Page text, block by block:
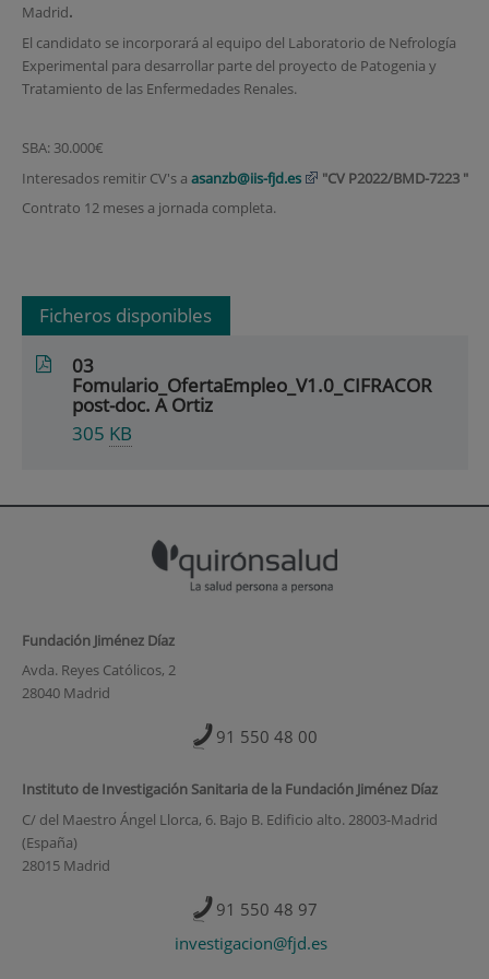
Madrid.
El candidato se incorporará al equipo del Laboratorio de Nefrología
Experimental para desarrollar parte del proyecto de Patogenia y
Tratamiento de las Enfermedades Renales.
SBA: 30.000€
Interesados remitir CV's a asanzb@iis-fjd.es "CV P2022/BMD-7223 "
Contrato 12 meses a jornada completa.
Ficheros disponibles
03
Fomulario_OfertaEmpleo_V1.0_CIFRACOR
post-doc. A Ortiz
305 KB
Fundación Jiménez Díaz
Avda. Reyes Católicos, 2
28040 Madrid
91 550 48 00
Instituto de Investigación Sanitaria de la Fundación Jiménez Díaz
C/ del Maestro Ángel Llorca, 6. Bajo B. Edificio alto. 28003-Madrid
(España)
28015 Madrid
91 550 48 97
investigacion@fjd.es